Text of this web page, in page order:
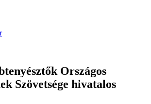
Országos
Szövetsége hivatalos